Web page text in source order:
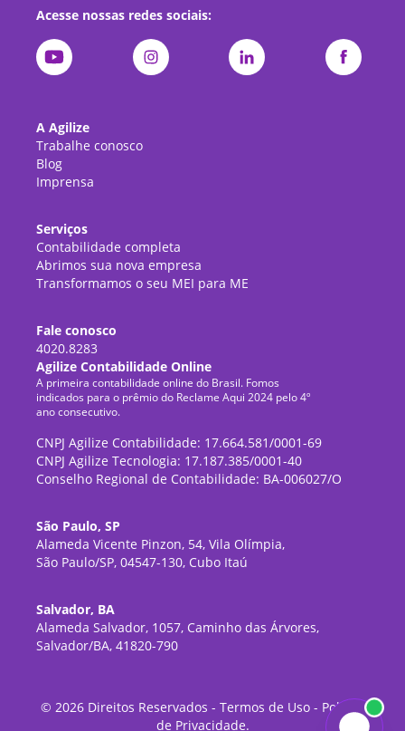
Acesse nossas redes sociais:
A Agilize
Trabalhe conosco
Blog
Imprensa
Serviços
Contabilidade completa
Abrimos sua nova empresa
Transformamos o seu MEI para ME
Fale conosco
4020.8283
Agilize Contabilidade Online
A primeira contabilidade online do Brasil. Fomos
indicados para o prêmio do Reclame Aqui 2024 pelo 4º
ano consecutivo.
CNPJ Agilize Contabilidade: 17.664.581/0001-69
CNPJ Agilize Tecnologia: 17.187.385/0001-40
Conselho Regional de Contabilidade: BA-006027/O
São Paulo, SP
Alameda Vicente Pinzon, 54, Vila Olímpia,
São Paulo/SP, 04547-130, Cubo Itaú
Salvador, BA
Alameda Salvador, 1057, Caminho das Árvores,
Salvador/BA, 41820-790
© 2026Direitos Reservados - Termos de Uso- Política
de Privacidade.